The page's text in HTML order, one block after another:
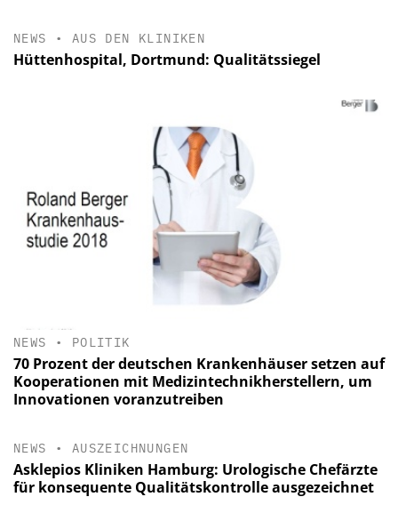
NEWS • AUS DEN KLINIKEN
Hüttenhospital, Dortmund: Qualitätssiegel
NEWS • POLITIK
70 Prozent der deutschen Krankenhäuser setzen auf
Kooperationen mit Medizintechnikherstellern, um
Innovationen voranzutreiben
NEWS • AUSZEICHNUNGEN
Asklepios Kliniken Hamburg: Urologische Chefärzte
für konsequente Qualitätskontrolle ausgezeichnet